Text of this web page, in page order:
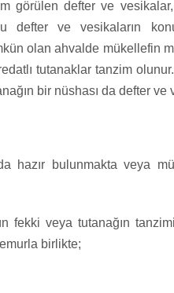
görülen defter ve
defter ve vesikaların
olan ahvalde mükellefin
tutanaklar tanzim
bir nüshası da defter
hazır bulunmakta veya
fekki veya tutanağın
birlikte;